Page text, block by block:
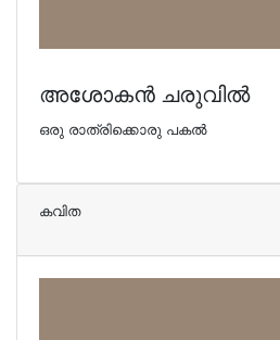
അശോകന്‍ ചരുവില്‍
ഒരു രാത്രിക്കൊരു പകല്‍
കവിത